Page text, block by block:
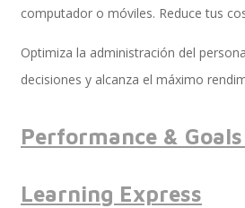
Firma Electrónica con
computador o móviles. Reduce tus
Optimiza la administración del
decisiones y alcanza el máximo
Performance &
Learning Express